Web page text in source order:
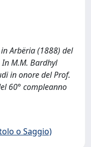
Arbëria (1888) del
M.M. Bardhyl
in onore del Prof.
60° compleanno
o Saggio)